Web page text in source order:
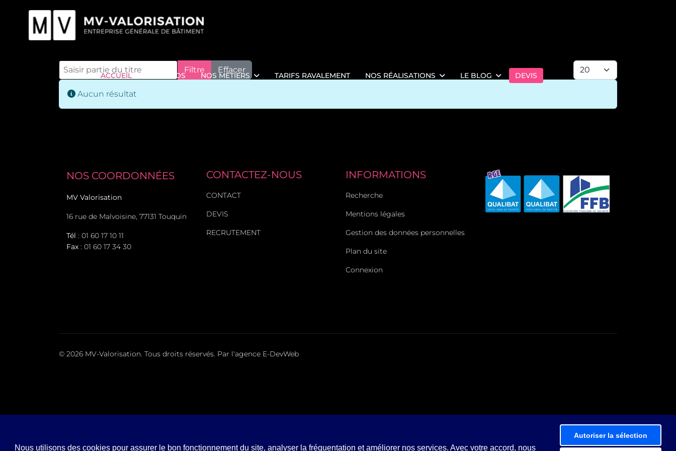
Nous utilisons des cookies pour assurer le bon fonctionnement du site, analyser la fréquentation et améliorer nos services. Avec votre accord, nous
Autoriser la sélection
ACCUEIL À PROPOS NOS MÉTIERS TARIFS RAVALEMENT NOS RÉALISATIONS LE BLOG DEVIS
Saisir partie du titre Filtre Effacer Afficher #
Info
Aucun résultat
NOS COORDONNÉES
MV Valorisation
16 rue de Malvoisine, 77131 Touquin
Tél : 01 60 17 10 11
Fax : 01 60 17 34 30
CONTACTEZ-NOUS
CONTACT
DEVIS
RECRUTEMENT
INFORMATIONS
Recherche
Mentions légales
Gestion des données personnelles
Plan du site
Connexion
© 2026 MV-Valorisation. Tous droits réservés. Par l'agence E-DevWeb